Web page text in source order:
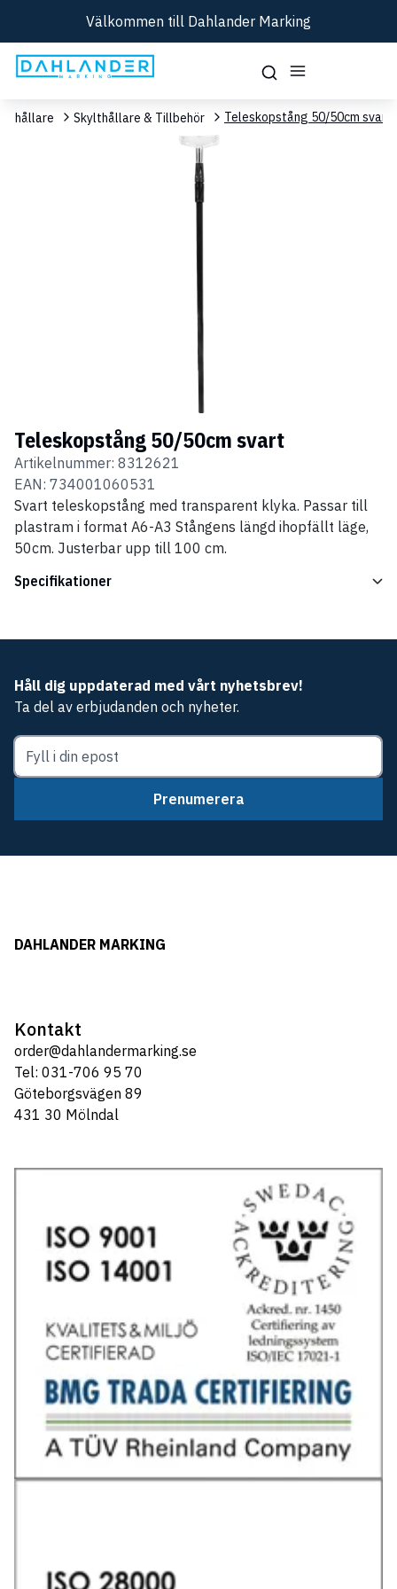
Välkommen till Dahlander Marking
Skylthållare & Tillbehör Teleskopstång 50/50cm svart
Teleskopstång 50/50cm svart
Artikelnummer: 8312621
EAN: 734001060531
Svart teleskopstång med transparent klyka. Passar till
plastram i format A6-A3 Stångens längd ihopfällt läge,
50cm. Justerbar upp till 100 cm.
Specifikationer
Håll dig uppdaterad med vårt nyhetsbrev!
Ta del av erbjudanden och nyheter.
Prenumerera
DAHLANDER MARKING
Kontakt
order@dahlandermarking.se
Tel: 031-706 95 70
Göteborgsvägen 89
431 30 Mölndal